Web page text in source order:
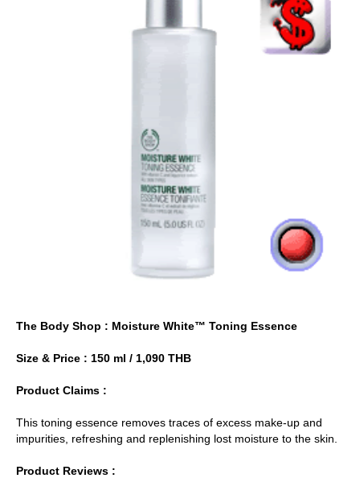
The Body Shop : Moisture White™ Toning Essence
Size & Price : 150 ml / 1,090 THB
Product Claims :
This toning essence removes traces of excess make-up and
impurities, refreshing and replenishing lost moisture to the skin.
Product Reviews :